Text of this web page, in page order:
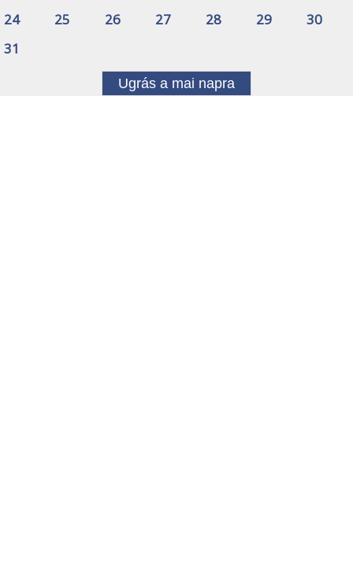
24
25 26 27 28 29
30
31
Ugrás a mai napra